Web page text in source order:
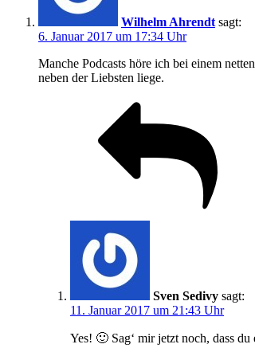
Wilhelm Ahrendt sagt:
6. Januar 2017 um 17:34 Uhr
Manche Podcasts höre ich bei einem
neben der Liebsten liege.
Sven Sedivy sagt:
11. Januar 2017 um 21:43 Uhr
Yes! 🙂 Sag‘ mir jetzt noch, dass